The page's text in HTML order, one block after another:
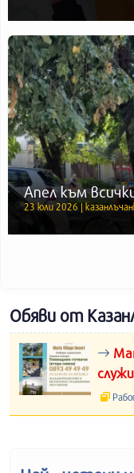
Апел към
23 юли 2026 |
Обяви от